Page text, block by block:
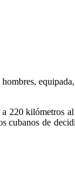
220 kilómetros
cubanos de